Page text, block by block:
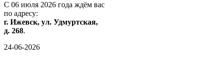
С 06 июля 2026 года ждём вас
по адресу:
г. Ижевск, ул. Удмуртская,
д. 268.
24-06-2026